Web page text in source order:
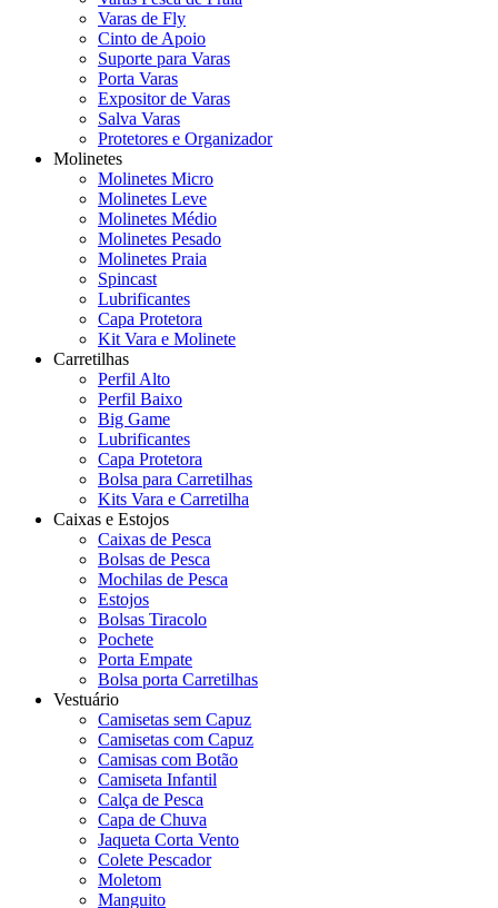
Varas de Fly
Cinto de Apoio
Suporte para Varas
Porta Varas
Expositor de Varas
Salva Varas
Protetores e Organizador
Molinetes
Molinetes Micro
Molinetes Leve
Molinetes Médio
Molinetes Pesado
Molinetes Praia
Spincast
Lubrificantes
Capa Protetora
Kit Vara e Molinete
Carretilhas
Perfil Alto
Perfil Baixo
Big Game
Lubrificantes
Capa Protetora
Bolsa para Carretilhas
Kits Vara e Carretilha
Caixas e Estojos
Caixas de Pesca
Bolsas de Pesca
Mochilas de Pesca
Estojos
Bolsas Tiracolo
Pochete
Porta Empate
Bolsa porta Carretilhas
Vestuário
Camisetas sem Capuz
Camisetas com Capuz
Camisas com Botão
Camiseta Infantil
Calça de Pesca
Capa de Chuva
Jaqueta Corta Vento
Colete Pescador
Moletom
Manguito